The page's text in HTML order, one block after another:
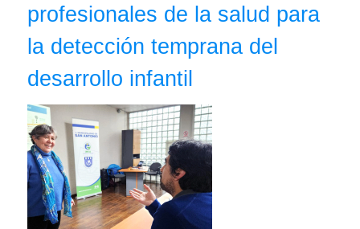
profesionales de la salud para
la detección temprana del
desarrollo infantil